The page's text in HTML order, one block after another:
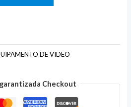
DE VIDEO
Checkout